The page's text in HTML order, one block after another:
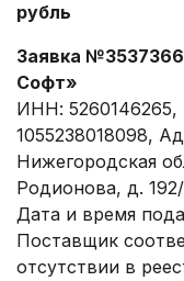
рубль
Заявка
Софт»
ИНН:
1055238018098,
Нижегородская
Родионова, д. 192/
Дата и время
Поставщик
отсутствии в